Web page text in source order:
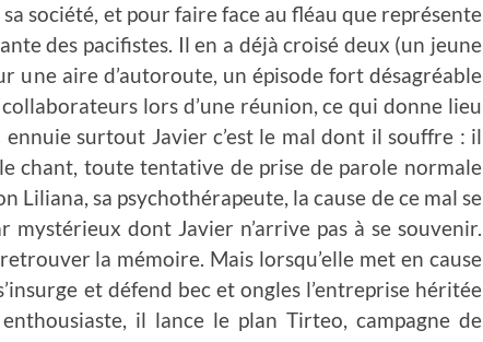
société, et pour faire face au fléau que représente
des pacifistes. Il en a déjà croisé deux (un jeune
une aire d’autoroute, un épisode fort désagréable
lors d’une réunion, ce qui donne lieu
surtout Javier c’est le mal dont il souffre : il
chant, toute tentative de prise de parole normale
Liliana, sa psychothérapeute, la cause de ce mal se
mystérieux dont Javier n’arrive pas à se souvenir.
la mémoire. Mais lorsqu’elle met en cause
et défend bec et ongles l’entreprise héritée
il lance le plan Tirteo, campagne de